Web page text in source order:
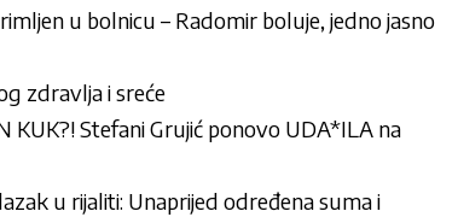
u bolnicu – Radomir boluje, jedno jasno
zdravlja i sreće
KUK?! Stefani Grujić ponovo UDA*ILA na
u rijaliti: Unaprijed određena suma i